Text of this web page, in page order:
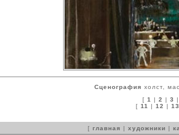
Сценография холст,
[ 1 | 2 | 3
[ 11 | 12 | 13
[ главная | художники |